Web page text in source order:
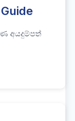
අයදුම්පත්